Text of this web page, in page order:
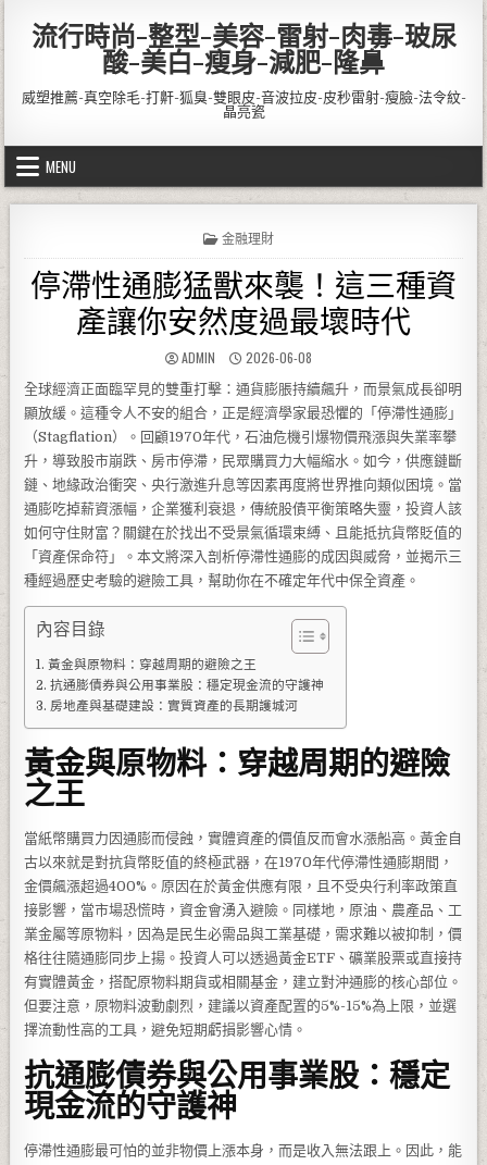
流行時尚-整型-美容-雷射-肉毒-玻尿
酸-美白-瘦身-減肥-隆鼻
威塑推薦-真空除毛-打鼾-狐臭-雙眼皮-音波拉皮-皮秒雷射-瘦臉-法令紋-
晶亮瓷
MENU
POSTED IN
金融理財
停滯性通膨猛獸來襲！這三種資
產讓你安然度過最壞時代
AUTHOR:
ADMIN PUBLISHED DATE:
2026-06-08
全球經濟正面臨罕見的雙重打擊：通貨膨脹持續飆升，而景氣成長卻明
顯放緩。這種令人不安的組合，正是經濟學家最恐懼的「停滯性通膨」
（Stagflation）。回顧1970年代，石油危機引爆物價飛漲與失業率攀
升，導致股市崩跌、房市停滯，民眾購買力大幅縮水。如今，供應鏈斷
鏈、地緣政治衝突、央行激進升息等因素再度將世界推向類似困境。當
通膨吃掉薪資漲幅，企業獲利衰退，傳統股債平衡策略失靈，投資人該
如何守住財富？關鍵在於找出不受景氣循環束縛、且能抵抗貨幣貶值的
「資產保命符」。本文將深入剖析停滯性通膨的成因與威脅，並揭示三
種經過歷史考驗的避險工具，幫助你在不確定年代中保全資產。
內容目錄
黃金與原物料：穿越周期的避險之王
抗通膨債券與公用事業股：穩定現金流的守護神
房地產與基礎建設：實質資產的長期護城河
黃金與原物料：穿越周期的避險
之王
當紙幣購買力因通膨而侵蝕，實體資產的價值反而會水漲船高。黃金自
古以來就是對抗貨幣貶值的終極武器，在1970年代停滯性通膨期間，
金價飆漲超過400%。原因在於黃金供應有限，且不受央行利率政策直
接影響，當市場恐慌時，資金會湧入避險。同樣地，原油、農產品、工
業金屬等原物料，因為是民生必需品與工業基礎，需求難以被抑制，價
格往往隨通膨同步上揚。投資人可以透過黃金ETF、礦業股票或直接持
有實體黃金，搭配原物料期貨或相關基金，建立對沖通膨的核心部位。
但要注意，原物料波動劇烈，建議以資產配置的5%-15%為上限，並選
擇流動性高的工具，避免短期虧損影響心情。
抗通膨債券與公用事業股：穩定
現金流的守護神
停滯性通膨最可怕的並非物價上漲本身，而是收入無法跟上。因此，能